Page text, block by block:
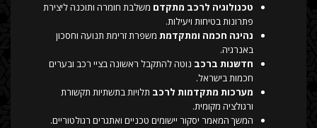
טכנולוגיה לרכב מתקדם משלבת חומרה ותוכנה ליצירת
פתרונות בטיחות ויעילות.
נהיגה חכמה ומתקדמת משפרת זרימת תנועה וחסכון
באנרגיה.
חדשנות ברכב נוטה להתקבל ראשונה בציי רכב ובערים
חכמות בישראל.
מערכות מתקדמות לרכב תלויות בתשתיות תקשורת
ורגולציה מקומית.
המשך המאמר יסקור יישומים טכניים ואתגרים רגולטוריים.